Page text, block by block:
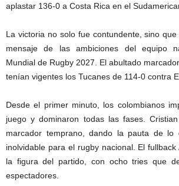
aplastar 136-0 a Costa Rica en el
La victoria no solo fue contundente, sino
mensaje de las ambiciones del equipo
Mundial de Rugby 2027. El abultado
tenían vigentes los Tucanes de 114-0 contra
Desde el primer minuto, los colombianos
juego y dominaron todas las fases.
marcador temprano, dando la pauta de
inolvidable para el rugby nacional. El
la figura del partido, con ocho tries que
espectadores.